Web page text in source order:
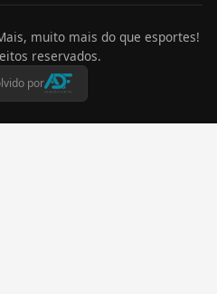
muito mais do que esportes!
reservados.
por